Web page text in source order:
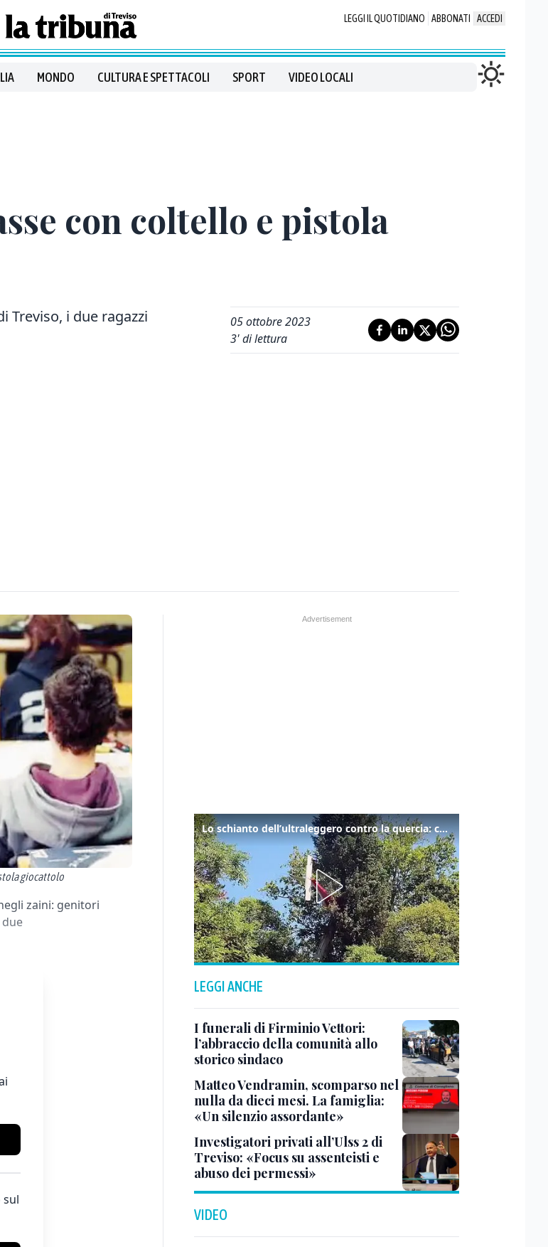
LEGGI IL QUOTIDIANO ABBONATI ACCEDI
MONDO CULTURA E SPETTACOLI SPORT VIDEO LOCALI
con coltello e pistola
Treviso, i due ragazzi
05 ottobre 2023
3' di lettura
giocattolo
zaini: genitori
Lo schianto dell’ultraleggero contro la quercia: cosa è successo a Rivarotta
LEGGI ANCHE
I funerali di Firminio Vettori:
l’abbraccio della comunità allo
storico sindaco
Matteo Vendramin, scomparso nel
nulla da dieci mesi. La famiglia:
«Un silenzio assordante»
Investigatori privati all’Ulss 2 di
Treviso: «Focus su assenteisti e
abuso dei permessi»
VIDEO